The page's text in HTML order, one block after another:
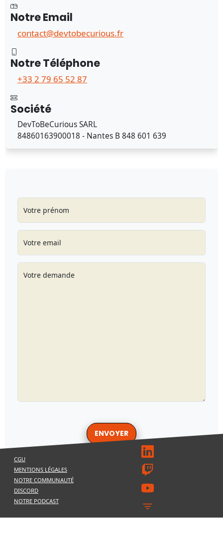
Notre Email
contact@devtobecurious.fr
Notre Téléphone
+33 2 79 65 52 87
Société
DevToBeCurious SARL
84860163900018 - Nantes B 848 601 639
Votre prénom
Votre email
Votre demande
ENVOYER
CGU
MENTIONS LÉGALES
NOTRE COMMUNAUTÉ
DISCORD
NOTRE PODCAST